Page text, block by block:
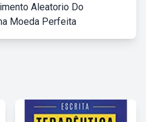
Aleatorio Do
Moeda Perfeita